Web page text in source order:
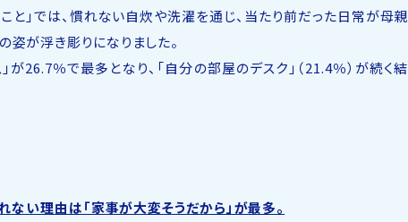
と」では、慣れない自炊や洗濯を通じ、当たり前だった日常が母親
が浮き彫りになりました。
26.7％で最多となり、「自分の部屋のデスク」（21.4％）が続く結
い理由は「家事が大変そうだから」が最多。